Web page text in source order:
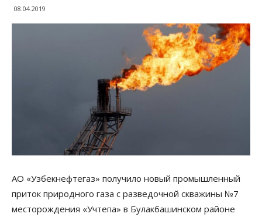
08.04.2019
АО «Узбекнефтегаз» получило новый промышленный
приток природного газа с разведочной скважины №7
месторождения «Учтепа» в Булакбашинском районе